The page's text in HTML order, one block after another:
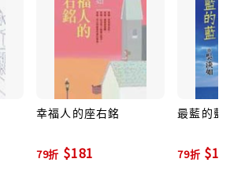
幸福人的座右銘
79折 $181
最藍的藍
79折